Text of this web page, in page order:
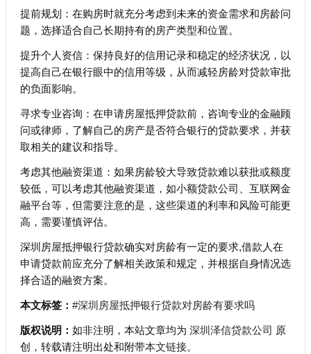
提前规划：在购房时就充分考虑到未来的资金需求和房龄问
题，选择适合自己长期持有的房产类型和位置。
提升个人资信：保持良好的信用记录和稳定的经济状况，以
提高自己在银行眼中的信用等级，从而减轻房龄对贷款审批
的负面影响。
寻求专业咨询：在申请房屋抵押贷款前，咨询专业的金融顾
问或律师，了解自己的房产是否符合银行的贷款要求，并获
取相关的建议和指导。
考虑其他融资渠道：如果房龄较大导致贷款难以获批或额度
较低，可以考虑其他融资渠道，如小额贷款公司、互联网金
融平台等，但需要注意的是，这些渠道的利率和风险可能更
高，需要谨慎评估。
深圳房屋抵押银行贷款确实对房龄有一定的要求,借款人在
申请贷款前应充分了解相关政策和规定，并根据自身情况选
择合适的融资方案。
本文标签： #深圳房屋抵押银行贷款对房龄有要求吗
版权说明： 如非注明，本站文章均为 深圳泽信贷款公司 原
创，转载请注明出处和附带本文链接。